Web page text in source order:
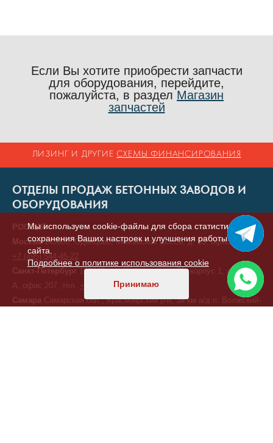
Если Вы хотите приобрести запчасти
для оборудования, перейдите,
пожалуйста, в раздел Магазин
запчастей
ЛИЗИНГ И ДРУГИЕ СХЕМЫ ФИНАНСИРОВАНИЯ
ОТДЕЛЫ ПРОДАЖ БЕТОННЫХ ЗАВОДОВ И
ОБОРУДОВАНИЯ
РОССИЯ
Москва143000, Одинцово, Можайское шоссе, д. 55, офис 7, тел.
+7 (495) 544-45-22
Санкт-Петербург 196240, ул. Кубинская, д. 75, корпус 1, литера
А, офис 207, тел. +7 (812) 414-92-80
Самара Самарская обл., Красноярский р-н, 3й км а/д п. Волжский-
Мы используем cookie-файлы для сбора статистики,
сохранения Ваших настроек и улучшения работы
сайта.
Подробнее о политике использования cookie
Принимаю